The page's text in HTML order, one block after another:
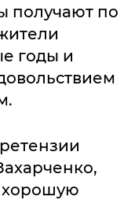
получают по
годы и
хорошую